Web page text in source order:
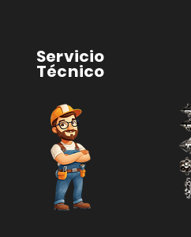
Servicio
Técnico